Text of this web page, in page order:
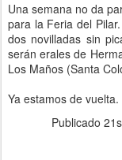
Una semana no da
para la Feria del
dos novilladas sin
serán erales de
Los Maños (Santa
Ya estamos de vuelta.
Publicado